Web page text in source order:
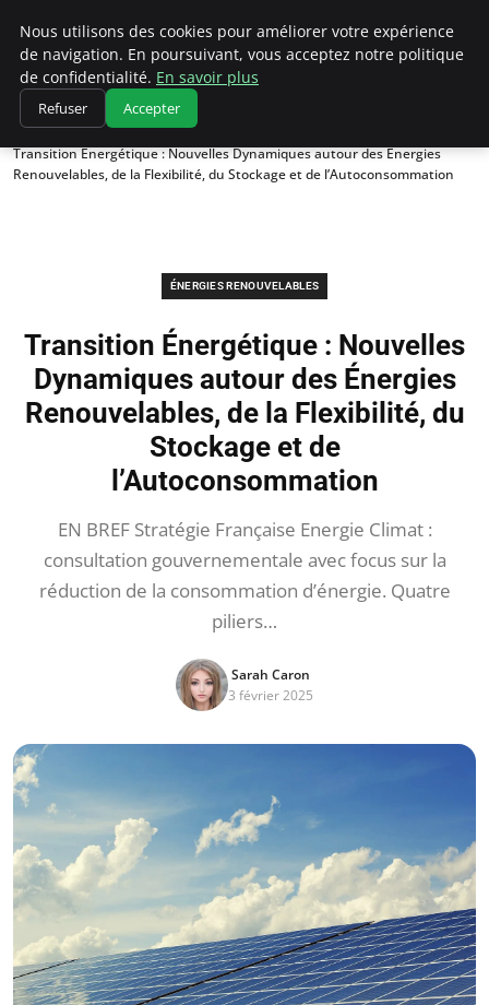
Climatedebtagents
Accueil
Énergies Renouvelables
Transition Énergétique : Nouvelles Dynamiques autour des Énergies
Renouvelables, de la Flexibilité, du Stockage et de l’Autoconsommation
ÉNERGIES RENOUVELABLES
Transition Énergétique : Nouvelles
Dynamiques autour des Énergies
Renouvelables, de la Flexibilité, du
Stockage et de
l’Autoconsommation
EN BREF Stratégie Française Energie Climat :
consultation gouvernementale avec focus sur la
réduction de la consommation d’énergie. Quatre
piliers…
Sarah Caron
3 février 2025
Nous utilisons des cookies pour améliorer votre expérience
de navigation. En poursuivant, vous acceptez notre politique
de confidentialité. En savoir plus
Refuser Accepter